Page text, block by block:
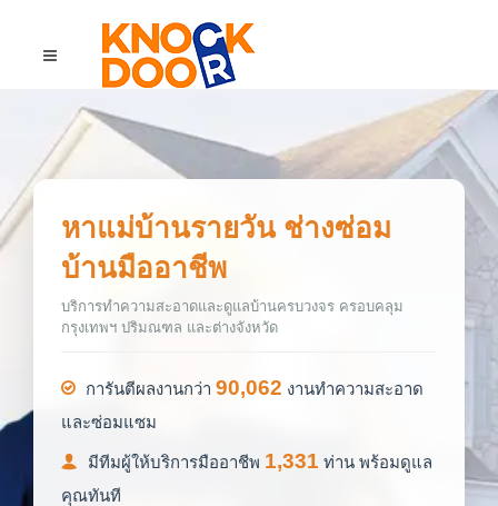
หาแม่บ้านรายวัน ช่างซ่อม
บ้านมืออาชีพ
บริการทำความสะอาดและดูแลบ้านครบวงจร ครอบคลุม
กรุงเทพฯ ปริมณฑล และต่างจังหวัด
การันตีผลงานกว่า 90,062 งานทำความสะอาด
และซ่อมแซม
มีทีมผู้ให้บริการมืออาชีพ 1,331 ท่าน พร้อมดูแล
คุณทันที